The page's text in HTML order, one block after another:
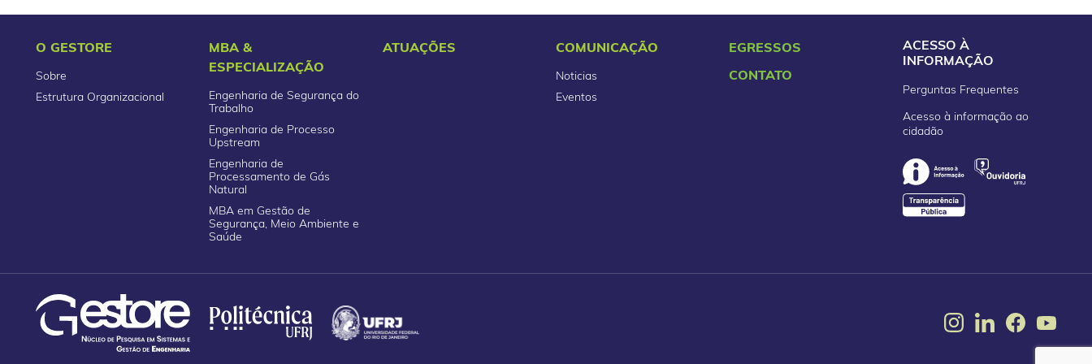
O GESTORE
Sobre
Estrutura Organizacional
MBA &
ESPECIALIZAÇÃO
Engenharia de Segurança do
Trabalho
Engenharia de Processo
Upstream
Engenharia de
Processamento de Gás
Natural
MBA em Gestão de
Segurança, Meio Ambiente e
Saúde
ATUAÇÕES COMUNICAÇÃO
Noticias
Eventos
EGRESSOS
CONTATO
ACESSO À
INFORMAÇÃO
Perguntas Frequentes
Acesso à informação ao
cidadão